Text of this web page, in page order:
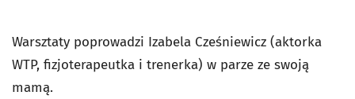
Warsztaty poprowadzi Izabela Cześniewicz (aktorka
WTP, fizjoterapeutka i trenerka) w parze ze swoją
mamą.